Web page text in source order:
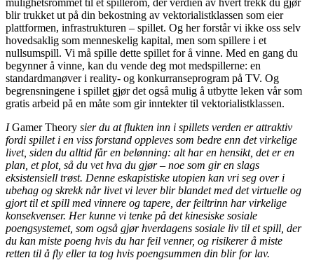
blir trukket ut på din bekostning av vektorialistklassen som eier
plattformen, infrastrukturen – spillet. Og her forstår vi ikke oss selv
hovedsaklig som menneskelig kapital, men som spillere i et
nullsumspill. Vi må spille dette spillet for å vinne. Med en gang du
begynner å vinne, kan du vende deg mot medspillerne: en
standardmanøver i reality- og konkurranseprogram på TV. Og
begrensningene i spillet gjør det også mulig å utbytte leken vår som
gratis arbeid på en måte som gir inntekter til vektorialistklassen.
IGamer Theory sier du at flukten inn i spillets verden er attraktiv
fordi spillet i en viss forstand oppleves som bedre enn det virkelige
livet, siden du alltid får en belønning: alt har en hensikt, det er en
plan, et plot, så du vet hva du gjør – noe som gir en slags
eksistensiell trøst. Denne eskapistiske utopien kan vri seg over i
ubehag og skrekk når livet vi lever blir blandet med det virtuelle og
gjort til et spill med vinnere og tapere, der feiltrinn har virkelige
konsekvenser. Her kunne vi tenke på det kinesiske sosiale
poengsystemet, som også gjør hverdagens sosiale liv til et spill, der
du kan miste poeng hvis du har feil venner, og risikerer å miste
retten til å fly eller ta tog hvis poengsummen din blir for lav.